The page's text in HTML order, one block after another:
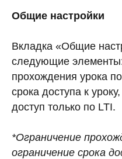
Общие настройки
Вкладка «Общие
следующие
прохождения урока
срока доступа к
доступ только по LTI.
*Ограничение
ограничение срока